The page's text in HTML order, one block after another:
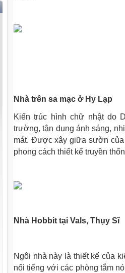
Nhà trên sa mạc ở Hy Lạp
Kiến trúc hình chữ nhật do
trường, tận dụng ánh sáng,
mát. Được xây giữa sườn
phong cách thiết kế truyền
Nhà Hobbit tại Vals, Thụy Sĩ
Ngôi nhà này là thiết kế của
nổi tiếng với các phòng tắm